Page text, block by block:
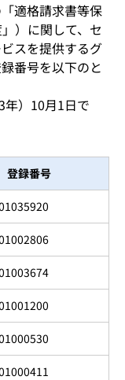
適格請求書等保
）に関して、セ
スを提供するグ
番号を以下のと
）10月1日で
登録番号